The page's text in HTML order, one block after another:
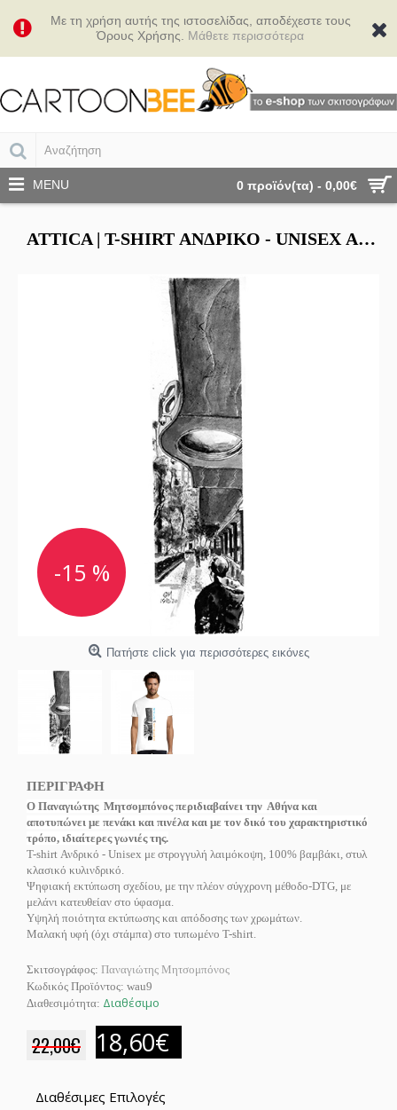
Με τη χρήση αυτής της ιστοσελίδας, αποδέχεστε τους
Όρους Χρήσης. Μάθετε περισσότερα
0 προϊόν(τα) - 0,00€
MENU
ATTICA | Τ-SHIRT ΑΝΔΡΙΚΌ - UNISEX ΑΝΔΡΙΚΌ - UNISEX
-15 %
Πατήστε click για περισσότερες εικόνες
ΠΕΡΙΓΡΑΦΗ
Ο Παναγιώτης Μητσομπόνος περιδιαβαίνει την Αθήνα και
αποτυπώνει με πενάκι και πινέλα και με τον δικό του χαρακτηριστικό
τρόπο, ιδιαίτερες γωνιές της.
Τ-shirt Ανδρικό - Unisex με στρογγυλή λαιμόκοψη, 100% βαμβάκι, στυλ
κλασικό κυλινδρικό.
Ψηφιακή εκτύπωση σχεδίου, με την πλέον σύγχρονη μέθοδο-DTG, με
μελάνι κατευθείαν στο ύφασμα.
Υψηλή ποιότητα εκτύπωσης και απόδοσης των χρωμάτων.
Μαλακή υφή (όχι στάμπα) στο τυπωμένο T-shirt.
Σκιτσογράφος: Παναγιώτης Μητσομπόνος
Κωδικός Προϊόντος: wau9
Διαθεσιμότητα: Διαθέσιμο
22,00€ 18,60€
Διαθέσιμες Επιλογές